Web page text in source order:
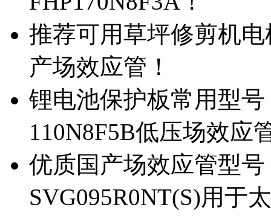
推荐可用草坪修剪机电
产场效应管！
锂电池保护板常用型号
110N8F5B低压场效应
优质国产场效应管型
SVG095R0NT(S)用于